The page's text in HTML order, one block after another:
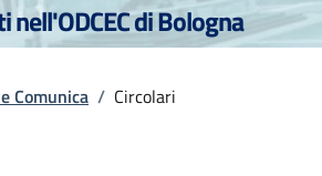
nell'ODCEC di Bologna
Comunica / Circolari